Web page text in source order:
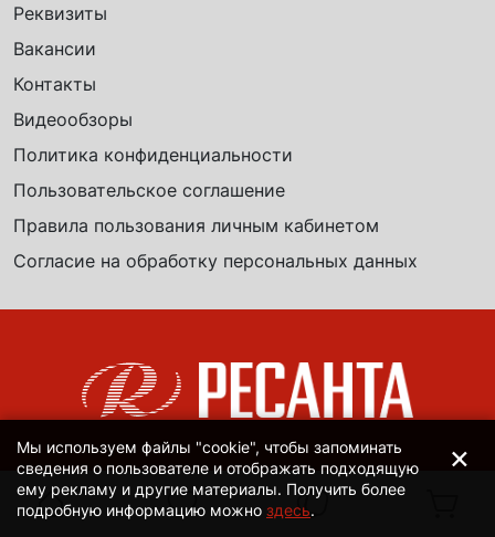
Реквизиты
Вакансии
Контакты
Видеообзоры
Политика конфиденциальности
Пользовательское соглашение
Правила пользования личным кабинетом
Согласие на обработку персональных данных
Мы используем файлы "cookie", чтобы запоминать
сведения о пользователе и отображать подходящую
ему рекламу и другие материалы. Получить более
подробную информацию можно здесь.
×